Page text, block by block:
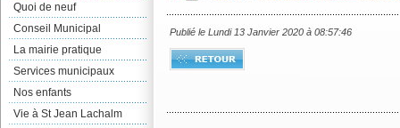
Quoi de neuf
Conseil Municipal
La mairie pratique
Services municipaux
Nos enfants
Vie à St Jean Lachalm
Publié le Lundi 13 Janvier 2020 à 08:57:46